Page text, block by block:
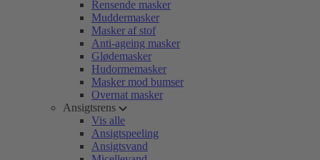
Rensende masker
Muddermasker
Masker af stof
Anti-ageing masker
Glødemasker
Hudormemasker
Masker mod bumser
Overnat masker
Ansigtsrens
Vis alle
Ansigtspeeling
Ansigtsvand